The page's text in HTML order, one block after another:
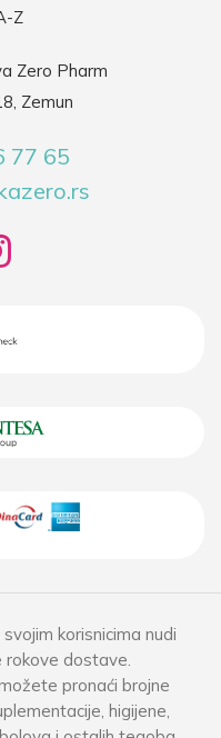
Z
Zero Pharm
Zemun
77 65
korisnicima nudi
rokove dostave.
pronaći brojne
higijene,